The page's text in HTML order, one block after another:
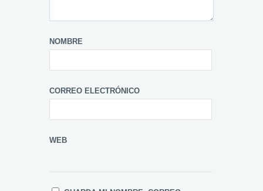
NOMBRE
CORREO ELECTRÓNICO
WEB